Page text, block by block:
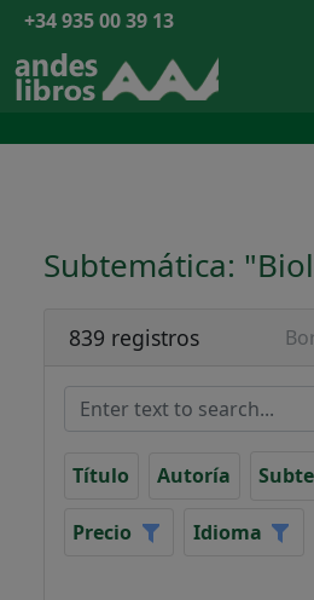
+34 935 00 39 13
Subtemática:
839 registros
Título Autoría
Precio Idioma